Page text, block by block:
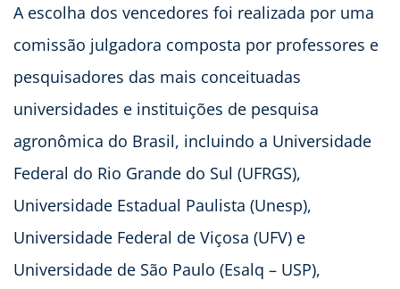
A escolha dos vencedores foi realizada por uma
comissão julgadora composta por professores e
pesquisadores das mais conceituadas
universidades e instituições de pesquisa
agronômica do Brasil, incluindo a Universidade
Federal do Rio Grande do Sul (UFRGS),
Universidade Estadual Paulista (Unesp),
Universidade Federal de Viçosa (UFV) e
Universidade de São Paulo (Esalq – USP),